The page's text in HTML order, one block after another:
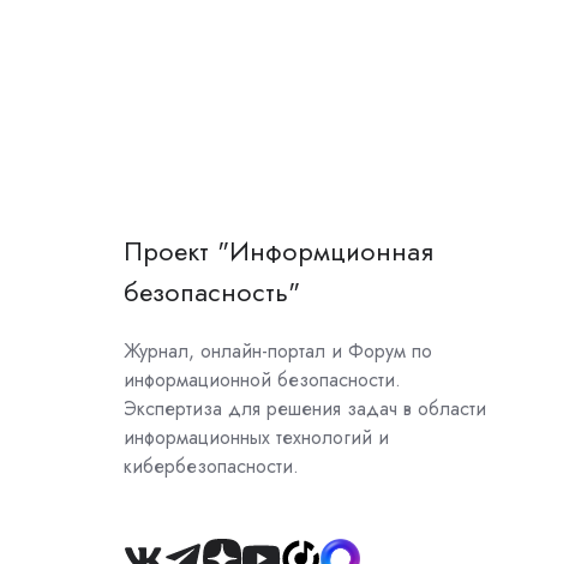
Проект "Информционная
безопасность"
Журнал, онлайн-портал и Форум по
информационной безопасности.
Экспертиза для решения задач в области
информационных технологий и
кибербезопасности.